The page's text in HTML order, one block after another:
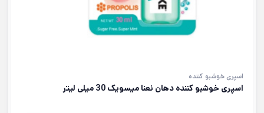
اسپری خوشبو کننده
اسپری خوشبو کننده دهان نعنا میسویک 30 میلی لیتر